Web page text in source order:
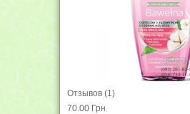
Отзывов (1)
70.00 Грн